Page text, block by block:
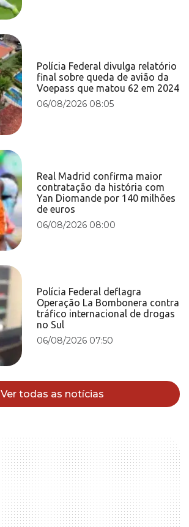
Polícia Federal divulga relatório
final sobre queda de avião da
Voepass que matou 62 em 2024
06/08/2026 08:05
Real Madrid confirma maior
contratação da história com
Yan Diomande por 140 milhões
de euros
06/08/2026 08:00
Polícia Federal deflagra
Operação La Bombonera contra
tráfico internacional de drogas
no Sul
06/08/2026 07:50
Ver todas as notícias